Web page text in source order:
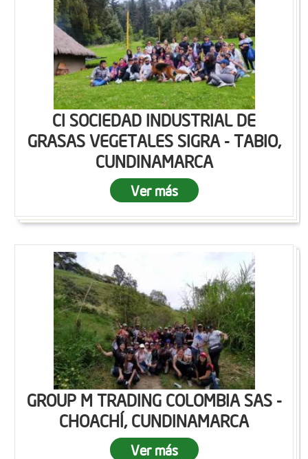
CI SOCIEDAD INDUSTRIAL DE
GRASAS VEGETALES SIGRA - TABIO,
CUNDINAMARCA
Ver más
GROUP M TRADING COLOMBIA SAS -
CHOACHÍ, CUNDINAMARCA
Ver más